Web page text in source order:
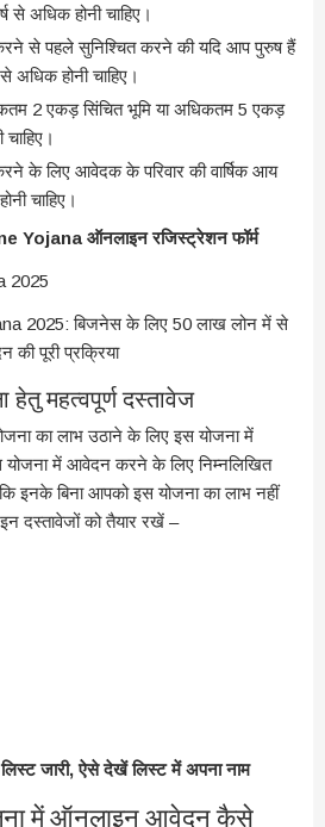
से अधिक होनी चाहिए।
से पहले सुनिश्चित करने की यदि आप पुरुष हैं
अधिक होनी चाहिए।
2 एकड़ सिंचित भूमि या अधिकतम 5 एकड़
चाहिए।
के लिए आवेदक के परिवार की वार्षिक आय
चाहिए।
Yojana ऑनलाइन रजिस्ट्रेशन फॉर्म
2025: बिजनेस के लिए 50 लाख लोन में से
पूरी प्रक्रिया
हेतु महत्वपूर्ण दस्तावेज
का लाभ उठाने के लिए इस योजना में
में आवेदन करने के लिए निम्नलिखित
इनके बिना आपको इस योजना का लाभ नहीं
दस्तावेजों को तैयार रखें –
जारी, ऐसे देखें लिस्ट में अपना नाम
में ऑनलाइन आवेदन कैसे